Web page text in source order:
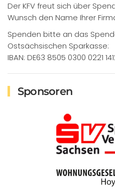
Der KFV freut sich über
Wunsch den Name Ihrer
Spenden bitte an das
Ostsächsischen Sparkasse:
IBAN: DE63 8505 0300 0221
Sponsoren